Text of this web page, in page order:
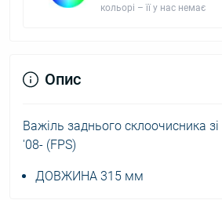
кольорі – її у нас немає
Опис
Важіль заднього склоочисника
'08- (FPS)
ДОВЖИНА 315 мм